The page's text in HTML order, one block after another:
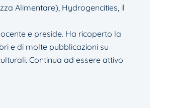
Alimentare), Hydrogencities, il
e preside. Ha ricoperto la
e di molte pubblicazioni su
Continua ad essere attivo